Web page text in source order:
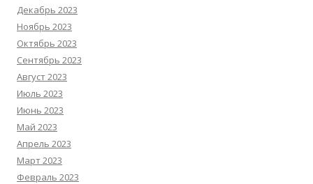
Декабрь 2023
Ноябрь 2023
Октябрь 2023
Сентябрь 2023
Август 2023
Июль 2023
Июнь 2023
Май 2023
Апрель 2023
Март 2023
Февраль 2023